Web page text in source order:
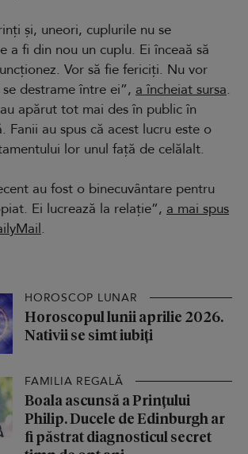
și, uneori, cuplurile nu se
a fi din nou un cuplu. Ei înceaă să
Vor să fie fericiți. Nu vor
destrame între ei”, a încheiat sursa.
apărut tot mai des în public în
Fanii au spus că acest lucru este o
lor unul față de celălalt.
au fost o binecuvântare pentru
Ei lucrează la relație”, a mai spus
.
HOROSCOP LUNAR
Horoscopul lunii aprilie 2026.
Nativii se simt iubiți
FAMILIA REGALĂ
Boala ascunsă a Prințului
Philip. Ducele de Edinburgh ar
fi păstrat diagnosticul secret